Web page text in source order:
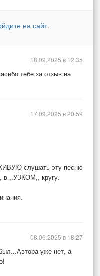
на сайт.
тебе за отзыв на
18.09.2025 в 12:35
слушать эту песню
в ,,УЗКОМ,, кругу.
17.09.2025 в 20:59
уже нет, а
08.06.2025 в 18:27